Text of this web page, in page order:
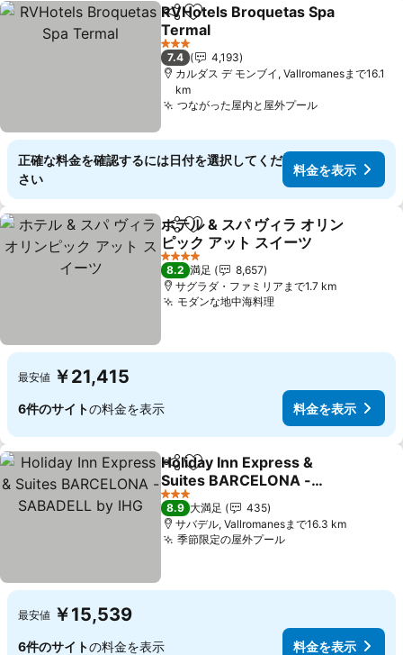
シェアお気に入りに追加
RVHotels Broquetas Spa
Termal
料金を表示
3 ホテルのランク
7.4
4,193
カルダス デ モンブイ, Vallromanesまで16.1
km
つながった屋内と屋外プール料金を表示
正確な料金を確認するには日付を選択してくだ
さい
料金を表示
シェアお気に入りに追加
ホテル & スパ ヴィラ オリン
ピック アット スイーツ
料金を表示
4 ホテルのランク
8.2 満足
8,657
サグラダ・ファミリアまで1.7 km
モダンな地中海料理料金を表示
最安値 ￥21,415
6件のサイトの料金を表示 料金を表示
シェアお気に入りに追加
Holiday Inn Express &
Suites BARCELONA -
SABADELL by IHG
料金を表示
3 ホテルのランク
8.9 大満足
435
サバデル, Vallromanesまで16.3 km
季節限定の屋外プール料金を表示
最安値 ￥15,539
6件のサイトの料金を表示 料金を表示